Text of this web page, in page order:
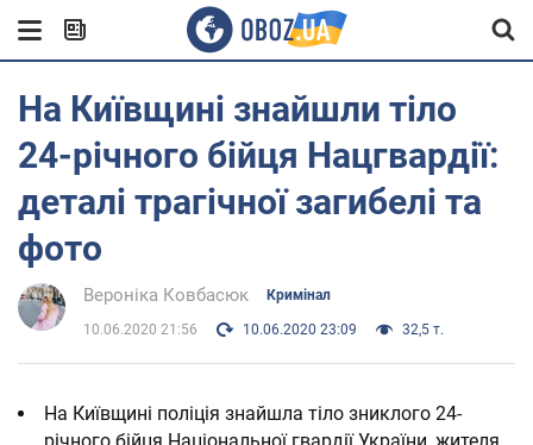
На Київщині знайшли тіло
24-річного бійця Нацгвардії:
деталі трагічної загибелі та
фото
Вероніка Ковбасюк Кримінал
10.06.2020 21:56 10.06.2020 23:09 32,5 т.
На Київщині поліція знайшла тіло зниклого 24-